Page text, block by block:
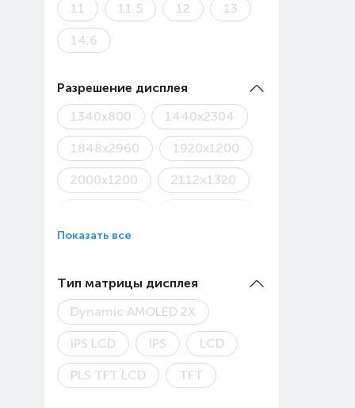
11 11.5 12 13
14.6
Разрешение дисплея
1340x800
1440x2304
1848x2960 1920x1200
2000x1200 2112×1320
2456x1600
Показать все
Тип матрицы дисплея
Dynamic AMOLED 2X
IPS LCD IPS LCD
PLS TFT LCD TFT